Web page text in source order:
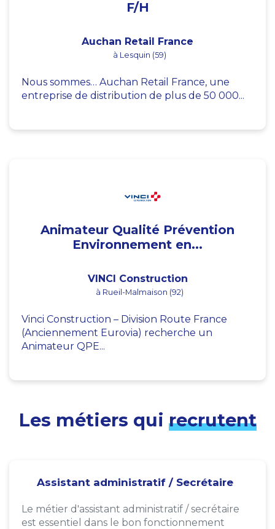
F/H
Auchan Retail France
à Lesquin (59)
Nous sommes… Auchan Retail France, une
entreprise de distribution de plus de 50 000...
Animateur Qualité Prévention
Environnement en...
VINCI Construction
à Rueil-Malmaison (92)
Vinci Construction – Division Route France
(Anciennement Eurovia) recherche un
Animateur QPE...
Les métiers qui recrutent
Assistant administratif / Secrétaire
Le métier d'assistant administratif / secrétaire
est essentiel dans le bon fonctionnement